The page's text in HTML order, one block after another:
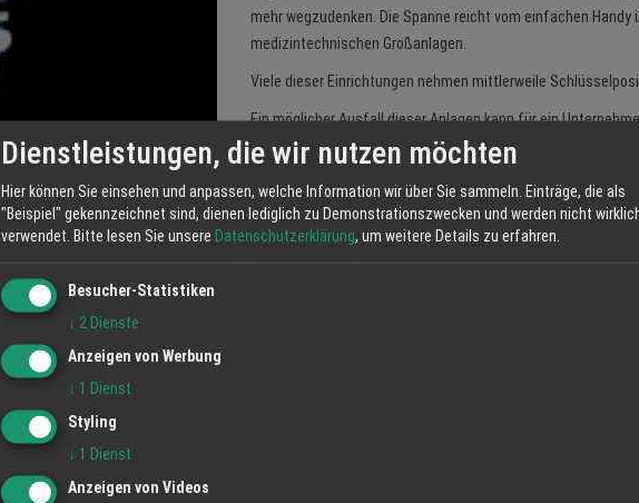
mehr wegzudenken. Die Spanne reicht vom einfachen Handy
medizintechnischen Großanlagen.
Viele dieser Einrichtungen nehmen mittlerweile
Ein möglicher Ausfall dieser Anlagen kann für ein
Datenverlust kann es zum Stillstand der Produktionsanlagen
Unser Partner Allianz hat dafür umfassende individuelle
ALTERSVORSORGE
Attraktive und kostengünstige Modelle für die Alters- und
Familienangehörigen und Angestellten bietet in
Dienstleistungen, die wir nutzen möchten
Hier können Sie einsehen und anpassen, welche Information wir über Sie sammeln. Einträge, die als
"Beispiel" gekennzeichnet sind, dienen lediglich zu Demonstrationszwecken und werden nicht
verwendet. Bitte lesen Sie unsere Datenschutzerklärung, um weitere Details zu erfahren.
Besucher-Statistiken
↓ 2 Dienste
Anzeigen von Werbung
↓ 1 Dienst
Styling
↓ 1 Dienst
Anzeigen von Videos